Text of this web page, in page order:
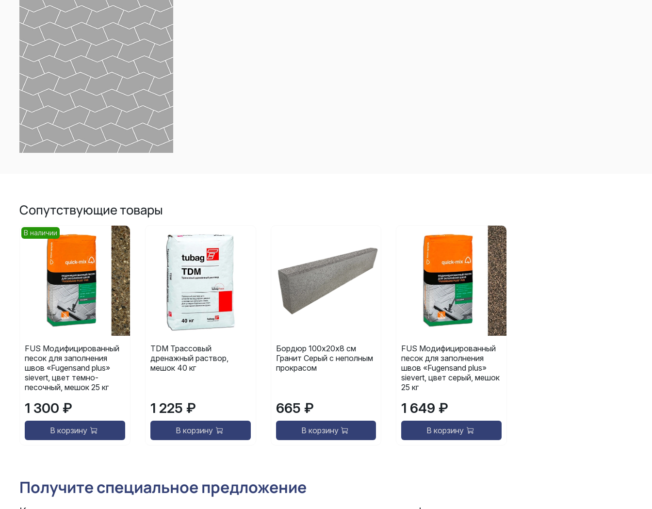
Сопутствующие товары
В наличии
FUS Модифицированный
песок для заполнения
швов «Fugensand plus»
sievert, цвет темно-
песочный, мешок 25 кг
1 300 ₽
В корзину
TDM Трассовый
дренажный раствор,
мешок 40 кг
1 225 ₽
В корзину
Бордюр 100х20х8 см
Гранит Серый с неполным
прокрасом
665 ₽
В корзину
FUS Модифицированный
песок для заполнения
швов «Fugensand plus»
sievert, цвет серый, мешок
25 кг
1 649 ₽
В корзину
Получите специальное предложение